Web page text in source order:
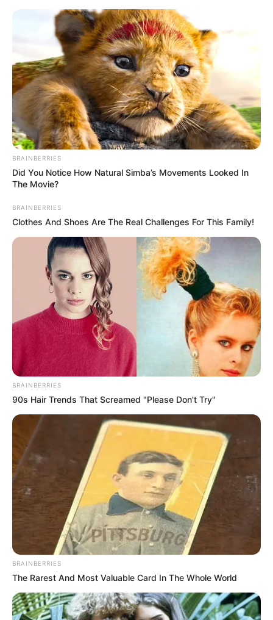
QUINTÉ PRIX BARON
D’ARDEUIL PRONOSTIC 22-
10-2025
Mercredi 22 Octobre 2025 à BEAUMONT DE
LOMAGNE Réunion 1 – QUINTÉ GRAND PRIX
BARON D’ARDEUIL AOC BUZET – Trot attelé – 2400
BRAINBERRIES
Did You Notice How Natural Simba’s Movements Looked In
The Movie?
BRAINBERRIES
Clothes And Shoes Are The Real Challenges For This Family!
BRAINBERRIES
90s Hair Trends That Screamed "Please Don't Try"
BRAINBERRIES
The Rarest And Most Valuable Card In The Whole World